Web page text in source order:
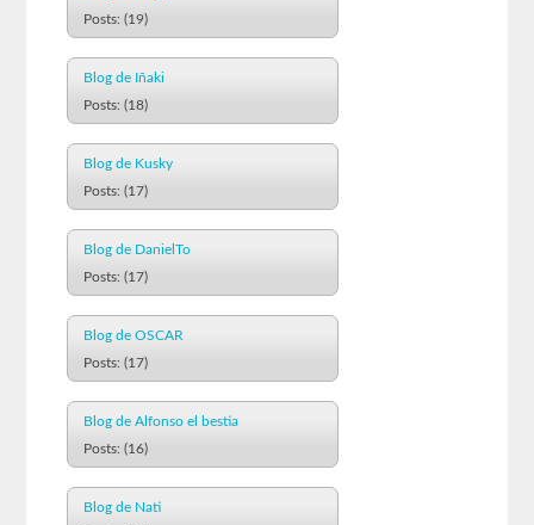
Posts: (19)
Blog de Iñaki
Posts: (18)
Blog de Kusky
Posts: (17)
Blog de DanielTo
Posts: (17)
Blog de OSCAR
Posts: (17)
Blog de Alfonso el bestia
Posts: (16)
Blog de Nati